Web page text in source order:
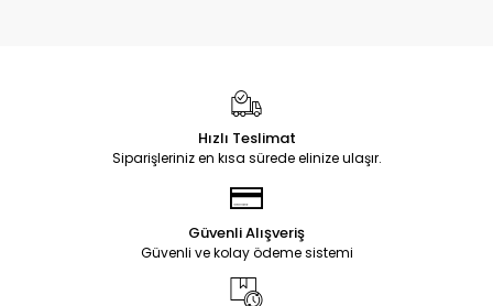
Hızlı Teslimat
Siparişleriniz en kısa sürede elinize ulaşır.
Güvenli Alışveriş
Güvenli ve kolay ödeme sistemi